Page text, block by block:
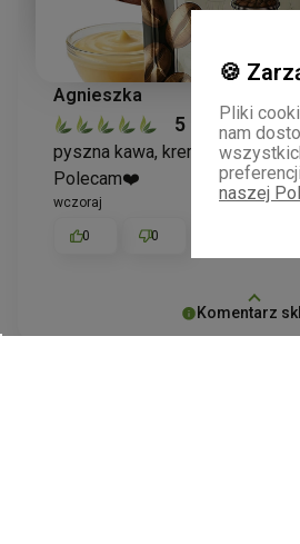
Komentarz
Agnieszka
5
pyszna kawa, kremowysmak,
Polecam❤️
wczoraj
0 0
🍪
Pliki
nam
naszej